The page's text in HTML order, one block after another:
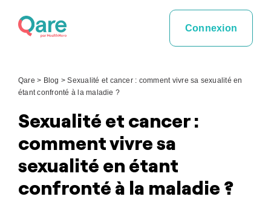
Connexion
Qare > Blog >Sexualité et cancer : comment vivre sa sexualité en
étant confronté à la maladie ?
Sexualité et cancer :
comment vivre sa
sexualité en étant
confronté à la maladie ?